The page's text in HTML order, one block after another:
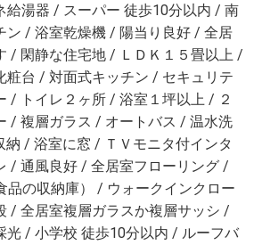
給湯器 / スーパー 徒歩10分以内 / 南
ン / 浴室乾燥機 / 陽当り良好 / 全居
/ 閑静な住宅地 / ＬＤＫ１５畳以上 /
粧台 / 対面式キッチン / セキュリテ
/ トイレ２ヶ所 / 浴室１坪以上 / ２
/ 複層ガラス / オートバス / 温水洗
/ 浴室に窓 / ＴＶモニタ付インタ
/ 通風良好 / 全居室フローリング /
品の収納庫） / ウォークインクロー
/ 全居室複層ガラスか複層サッシ /
光 / 小学校 徒歩10分以内 / ルーフバ